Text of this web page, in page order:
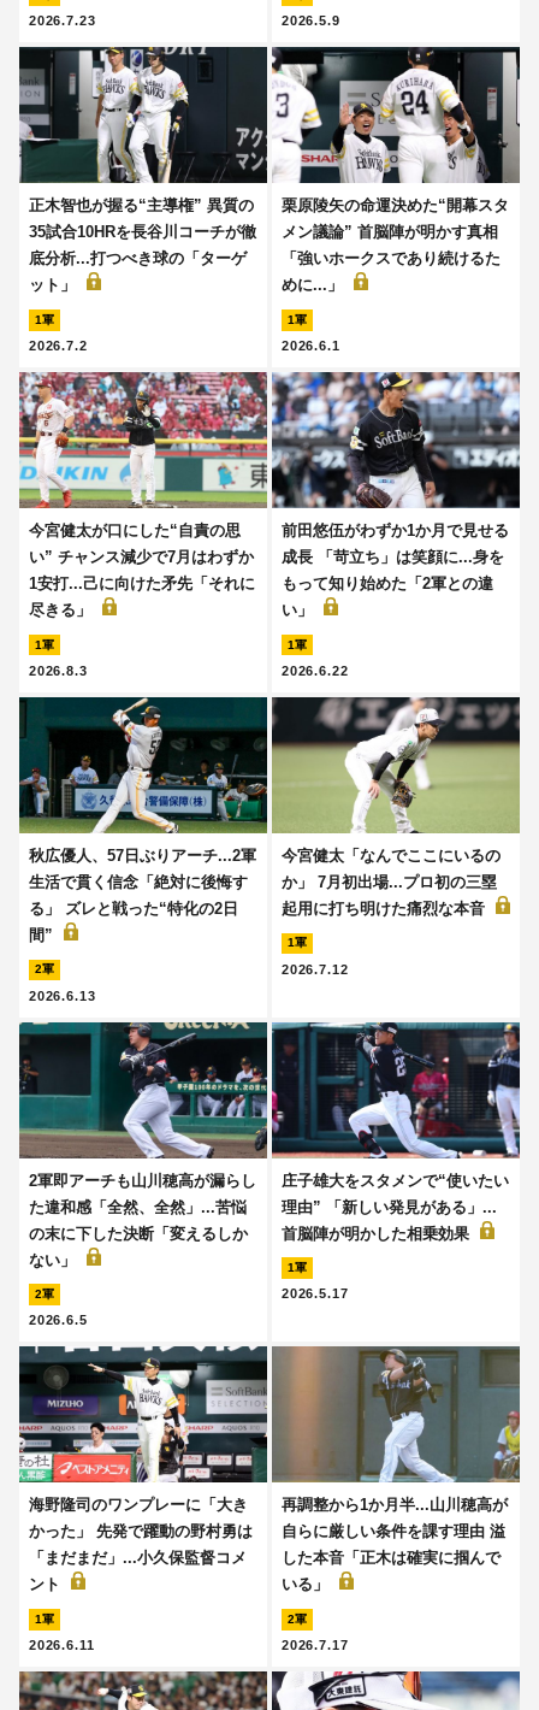
2026.7.23 2026.5.9
正木智也が握る“主導権” 異質の
35試合10HRを長谷川コーチが徹
底分析...打つべき球の「ターゲ
ット」
1軍
2026.7.2
栗原陵矢の命運決めた“開幕スタ
メン議論” 首脳陣が明かす真相
「強いホークスであり続けるた
めに...」
1軍
2026.6.1
今宮健太が口にした“自責の思
い” チャンス減少で7月はわずか
1安打...己に向けた矛先「それに
尽きる」
1軍
2026.8.3
前田悠伍がわずか1か月で見せる
成長 「苛立ち」は笑顔に...身を
もって知り始めた「2軍との違
い」
1軍
2026.6.22
秋広優人、57日ぶりアーチ...2軍
生活で貫く信念「絶対に後悔す
る」 ズレと戦った“特化の2日
間”
2軍
2026.6.13
今宮健太「なんでここにいるの
か」 7月初出場...プロ初の三塁
起用に打ち明けた痛烈な本音
1軍
2026.7.12
2軍即アーチも山川穂高が漏らし
た違和感「全然、全然」...苦悩
の末に下した決断「変えるしか
ない」
2軍
2026.6.5
庄子雄大をスタメンで“使いたい
理由” 「新しい発見がある」...
首脳陣が明かした相乗効果
1軍
2026.5.17
海野隆司のワンプレーに「大き
かった」 先発で躍動の野村勇は
「まだまだ」...小久保監督コメ
ント
1軍
2026.6.11
再調整から1か月半...山川穂高が
自らに厳しい条件を課す理由 溢
した本音「正木は確実に掴んで
いる」
2軍
2026.7.17